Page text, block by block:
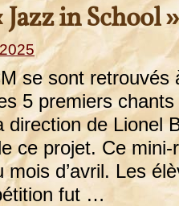
in School »
se sont retrouvés
5 premiers
direction de Lionel
ce projet. Ce
mois d’avril. Les
fut …